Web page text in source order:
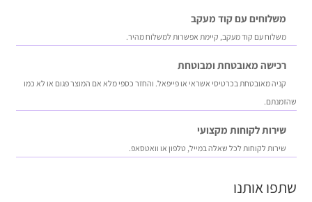
משלוחים עם קוד מעקב
משלוח​ עם קוד מעקב​​, קיימת אפשרות למשלוח מהיר​.
רכישה​ ​מאובטחת ומבוטחת
קניה מאובטחת בכרטיסי אשראי או פייפאל. והחזר כספי מלא אם המוצר פגום או לא כמו
שהזמנתם.
שירות לקוחות מקצועי
שירות לקוחות לכל שאלה במייל, טלפון או וואטסאפ.
שתפו אותנו